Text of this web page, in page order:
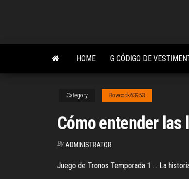
content
HOME G CÓDIGO DE
Category Bowcock63953
Cómo entender las
By ADMINISTRATOR
Juego de Tronos Temporada 1 ... La